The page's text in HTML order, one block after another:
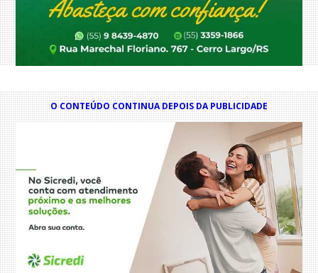
O CONTEÚDO CONTINUA DEPOIS DA PUBLICIDADE